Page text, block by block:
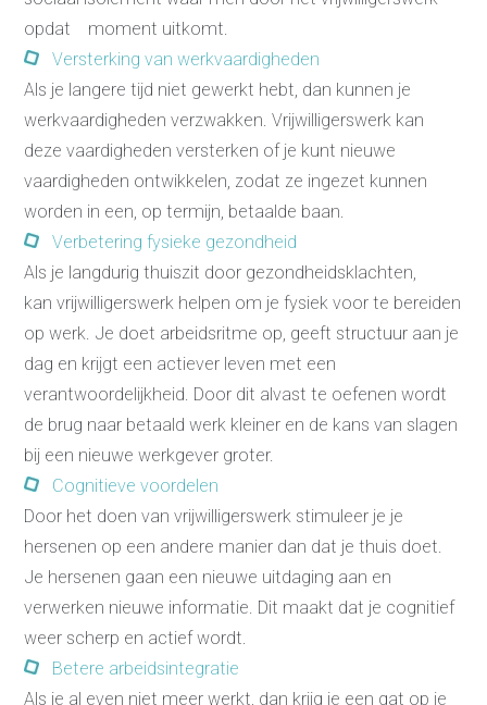
Re-integratie
Modulaire dienstverlening
WerkFit maken re-integratie
WerkFit in combinatie met
Budgetcoaching
NaarWerk re-integratie
WerkBehoud
Starten als zelfstandige
Budgetcoaching
Jobcenter & jobhunting
Loopbaancoaching
Ons testcentrum
Uitkeringsinstantie
LeerWerkburo
Werkgevers
Outplacement
2e Spoortraject
Mediation bij
conflictsituaties
Maatschappelijk
Verantwoord Ondernemen
opdat moment uitkomt.
Versterking van werkvaardigheden
Als je langere tijd niet gewerkt hebt, dan kunnen je
werkvaardigheden verzwakken. Vrijwilligerswerk kan
deze vaardigheden versterken of je kunt nieuwe
vaardigheden ontwikkelen, zodat ze ingezet kunnen
worden in een, op termijn, betaalde baan.
Verbetering fysieke gezondheid
Als je langdurig thuiszit door gezondheidsklachten,
kan vrijwilligerswerk helpen om je fysiek voor te bereiden
op werk. Je doet arbeidsritme op, geeft structuur aan je
dag en krijgt een actiever leven met een
verantwoordelijkheid. Door dit alvast te oefenen wordt
de brug naar betaald werk kleiner en de kans van slagen
bij een nieuwe werkgever groter.
Cognitieve voordelen
Door het doen van vrijwilligerswerk stimuleer je je
hersenen op een andere manier dan dat je thuis doet.
Je hersenen gaan een nieuwe uitdaging aan en
verwerken nieuwe informatie. Dit maakt dat je cognitief
weer scherp en actief wordt.
Betere arbeidsintegratie
Als je al even niet meer werkt, dan krijg je een gat op je